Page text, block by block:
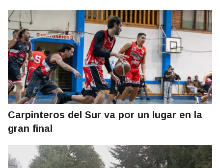
Carpinteros del Sur va por un lugar en la
gran final